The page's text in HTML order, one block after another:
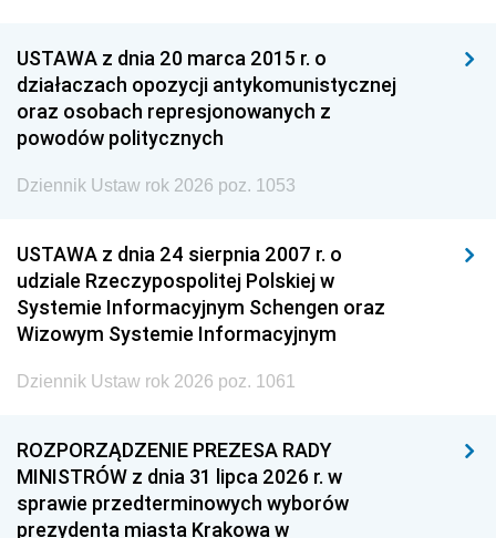
USTAWA z dnia 20 marca 2015 r. o
działaczach opozycji antykomunistycznej
oraz osobach represjonowanych z
powodów politycznych
Dziennik Ustaw rok 2026 poz. 1053
USTAWA z dnia 24 sierpnia 2007 r. o
udziale Rzeczypospolitej Polskiej w
Systemie Informacyjnym Schengen oraz
Wizowym Systemie Informacyjnym
Dziennik Ustaw rok 2026 poz. 1061
ROZPORZĄDZENIE PREZESA RADY
MINISTRÓW z dnia 31 lipca 2026 r. w
sprawie przedterminowych wyborów
prezydenta miasta Krakowa w